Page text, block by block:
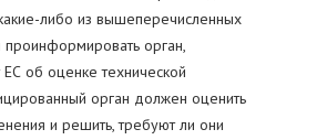
либо из вышеперечисленных
орган,
об оценке технической
орган должен оценить
и решить, требуют ли они